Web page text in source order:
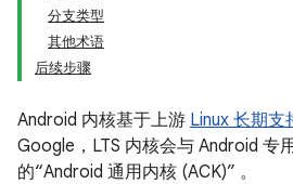
分支类型
其他术语
后续步骤
Android 内核基于上游 Linux 长期支
Google，LTS 内核会与 Android 专
的“Android 通用内核 (ACK)” 。